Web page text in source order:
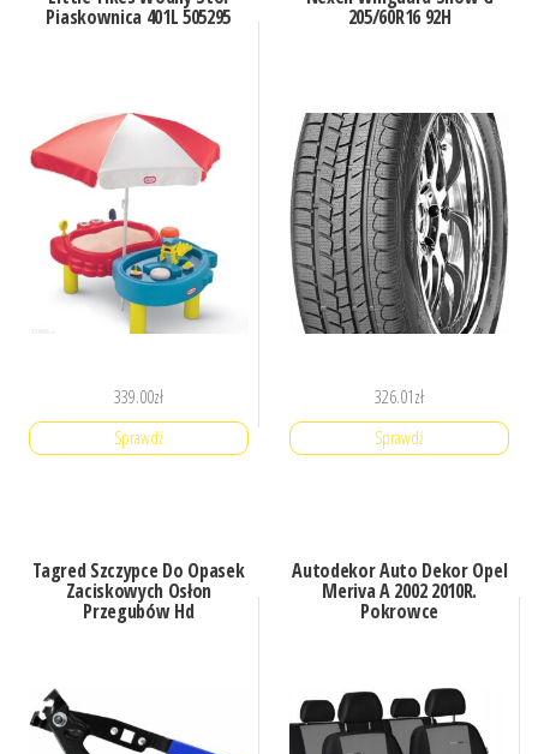
Piaskownica 401L 505295
339.00zł
Sprawdź
205/60R16 92H
326.01zł
Sprawdź
Tagred Szczypce Do Opasek
Zaciskowych Osłon
Przegubów Hd
Autodekor Auto Dekor Opel
Meriva A 2002 2010R.
Pokrowce